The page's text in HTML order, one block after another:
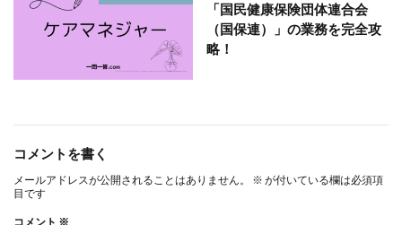
「国民健康保険団体連合会
（国保連）」の業務を完全攻
略！
コメントを書く
メールアドレスが公開されることはありません。 ※ が付いている欄は必須項
目です
コメント ※